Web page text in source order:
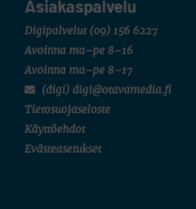
Asiakaspalvelu
Digipalvelut (09) 156 6227
Avoinna ma–pe 8–16
Avoinna ma–pe 8–17
(digi) digi@otavamedia.fi
Tietosuojaseloste
Käyttöehdot
Evästeasetukset